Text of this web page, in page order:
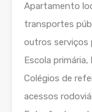
Apartamento
transportes
outros serviços
Escola
Colégios de
acessos